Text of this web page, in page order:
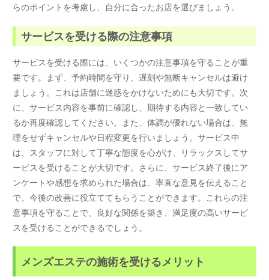
らのポイントを考慮し、自分に合ったお店を選びましょう。
サービスを受ける際の注意事項
サービスを受ける際には、いくつかの注意事項を守ることが重
要です。まず、予約時間を守り、遅刻や無断キャンセルは避け
ましょう。これは店舗に迷惑をかけないためにも大切です。次
に、サービス内容を事前に確認し、期待する内容と一致してい
るか再度確認してください。また、体調が優れない場合は、無
理をせずキャンセルや日程変更を行いましょう。サービス中
は、スタッフに対して丁寧な態度を心がけ、リラックスしてサ
ービスを受けることが大切です。さらに、サービス終了後にア
ンケートや感想を求められた場合は、率直な意見を伝えること
で、今後の改善に役立ててもらうことができます。これらの注
意事項を守ることで、良好な関係を築き、満足度の高いサービ
スを受けることができるでしょう。
メンズエステの施術を受けるメリット